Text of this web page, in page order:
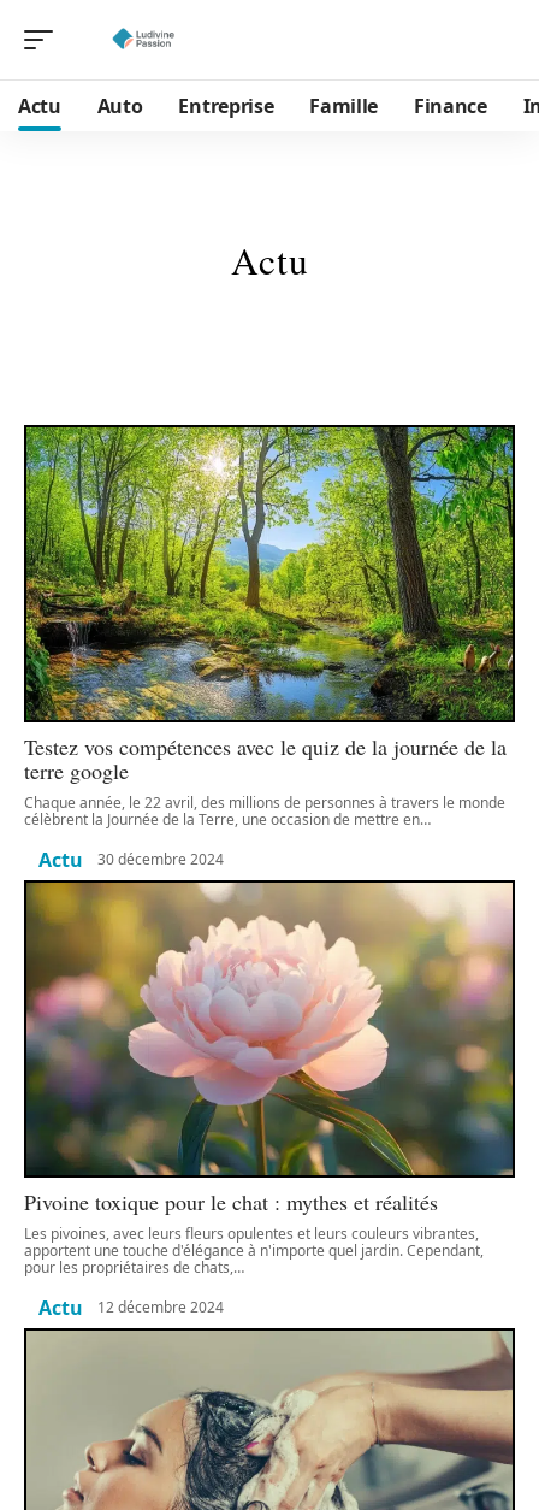
Actu Auto Entreprise Famille Finance
Actu
Testez vos compétences avec le quiz de la journée de la
terre google
Chaque année, le 22 avril, des millions de personnes à travers le monde
célèbrent la Journée de la Terre, une occasion de mettre en…
Actu 30 décembre 2024
Pivoine toxique pour le chat : mythes et réalités
Les pivoines, avec leurs fleurs opulentes et leurs couleurs vibrantes,
apportent une touche d'élégance à n'importe quel jardin. Cependant,
pour les propriétaires de chats,…
Actu 12 décembre 2024